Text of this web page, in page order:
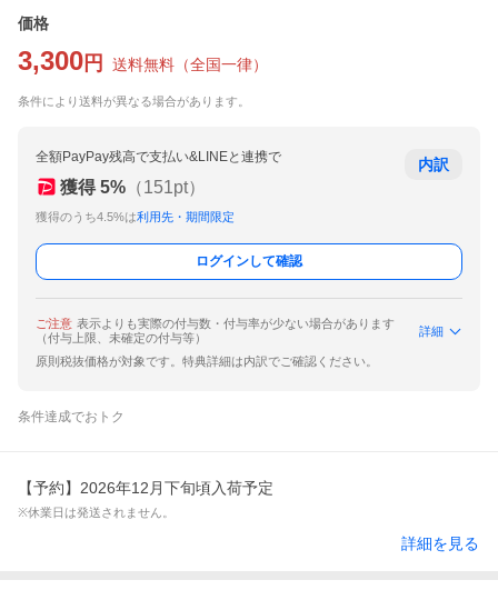
価格
3,300 円 送料無料 （全国一律）
条件により送料が異なる場合があります。
全額PayPay残高で支払い&LINEと連携で
獲得 5% （151pt）
獲得のうち4.5%は利用先・期間限定
内訳
ログインして確認
ご注意 表示よりも実際の付与数・付与率が少ない場合があります
（付与上限、未確定の付与等）
詳細
原則税抜価格が対象です。特典詳細は内訳でご確認ください。
条件達成でおトク
【予約】2026年12月下旬頃入荷予定
※休業日は発送されません。
詳細を見る